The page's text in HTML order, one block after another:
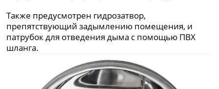
Также предусмотрен гидрозатвор,
препятствующий задымлению помещения, и
патрубок для отведения дыма с помощью ПВХ
шланга.